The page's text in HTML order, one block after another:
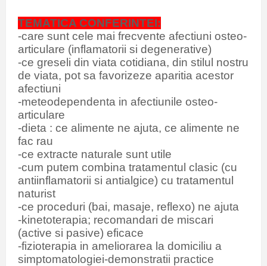
TEMATICA CONFERINTEI:
-care sunt cele mai frecvente afectiuni osteo-
articulare (inflamatorii si degenerative)
-ce greseli din viata cotidiana, din stilul nostru
de viata, pot sa favorizeze aparitia acestor
afectiuni
-meteodependenta in afectiunile osteo-
articulare
-dieta : ce alimente ne ajuta, ce alimente ne
fac rau
-ce extracte naturale sunt utile
-cum putem combina tratamentul clasic (cu
antiinflamatorii si antialgice) cu tratamentul
naturist
-ce proceduri (bai, masaje, reflexo) ne ajuta
-kinetoterapia; recomandari de miscari
(active si pasive) eficace
-fizioterapia in ameliorarea la domiciliu a
simptomatologiei-demonstratii practice